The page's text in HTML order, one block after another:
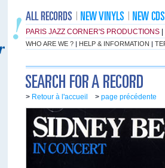
PARIS JAZZ CORNER'S PRODUCTIONS
WHO ARE WE ? | HELP & INFORMATION |
> Retour à l'accueil > page précédente